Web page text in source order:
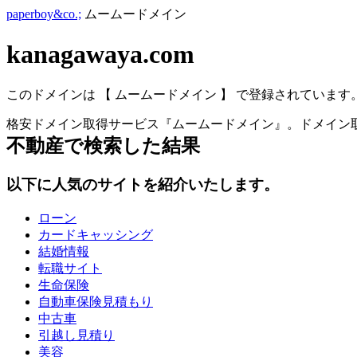
paperboy&co.; ムームードメイン
kanagawaya.com
このドメインは 【 ムームードメイン 】 で登録されています。
格安ドメイン取得サービス『ムームードメイン』。ドメイン
不動産で検索した結果
以下に人気のサイトを紹介いたします。
ローン
カードキャッシング
結婚情報
転職サイト
生命保険
自動車保険見積もり
中古車
引越し見積り
美容